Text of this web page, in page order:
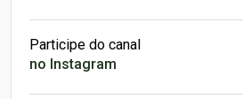
Participe do canal
no Instagram